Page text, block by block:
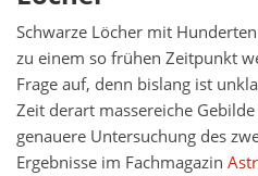
Schwarze Löcher mit
zu einem so frühen Zeitpunkt
Frage auf, denn bislang ist
Zeit derart massereiche
genauere Untersuchung des
Ergebnisse im Fachmagazin